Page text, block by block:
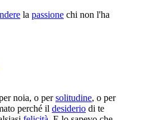
la passione chi non l'ha
noia, o persolitudine, o per
perché il desiderio di te